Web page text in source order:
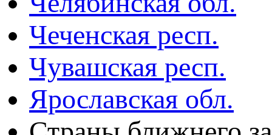
Чеченская респ.
Чувашская респ.
Ярославская обл.